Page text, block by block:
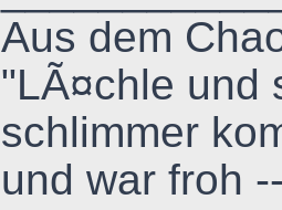
Aus dem
"LÃ¤chle und
schlimmer
und war froh